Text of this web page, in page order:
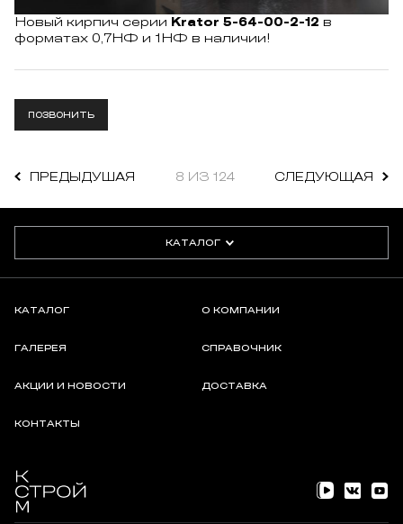
Новый кирпич серии Krator 5-64-00-2-12 в
форматах 0,7НФ и 1НФ в наличии!
ПОЗВОНИТЬ
ПРЕДЫДУШАЯ 8 ИЗ 124 СЛЕДУЮЩАЯ
КАТАЛОГ
КАТАЛОГ О КОМПАНИИ
ГАЛЕРЕЯ СПРАВОЧНИК
АКЦИИ И НОВОСТИ ДОСТАВКА
КОНТАКТЫ